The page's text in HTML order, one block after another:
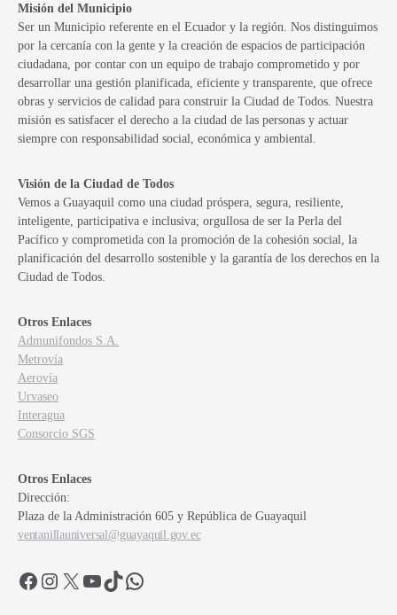
Misión del Municipio
Ser un Municipio referente en el Ecuador y la región. Nos distinguimos
por la cercanía con la gente y la creación de espacios de participación
ciudadana, por contar con un equipo de trabajo comprometido y por
desarrollar una gestión planificada, eficiente y transparente, que ofrece
obras y servicios de calidad para construir la Ciudad de Todos. Nuestra
misión es satisfacer el derecho a la ciudad de las personas y actuar
siempre con responsabilidad social, económica y ambiental.
Visión de la Ciudad de Todos
Vemos a Guayaquil como una ciudad próspera, segura, resiliente,
inteligente, participativa e inclusiva; orgullosa de ser la Perla del
Pacífico y comprometida con la promoción de la cohesión social, la
planificación del desarrollo sostenible y la garantía de los derechos en la
Ciudad de Todos.
Otros Enlaces
Admunifondos S.A.
Metrovía
Aerovía
Urvaseo
Interagua
Consorcio SGS
Otros Enlaces
Dirección:
Plaza de la Administración 605 y República de Guayaquil
ventanillauniversal@guayaquil.gov.ec
FacebookInstagram
X YouTube
TikTokWhatsApp